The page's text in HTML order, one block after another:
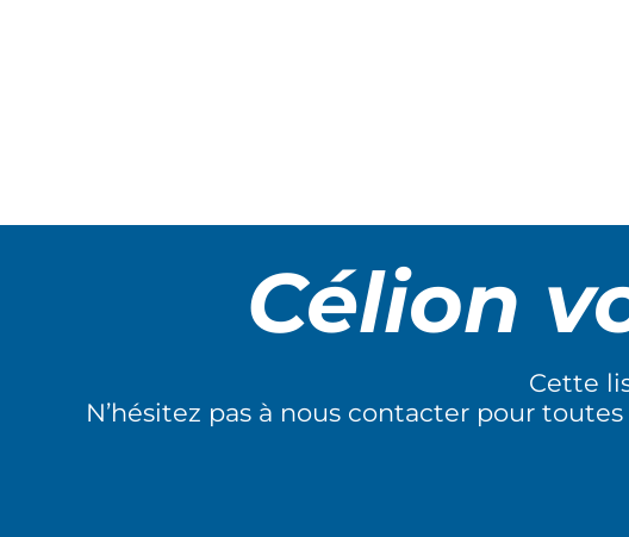
Célion
Cette
N’hésitez pas à nous contacter pour